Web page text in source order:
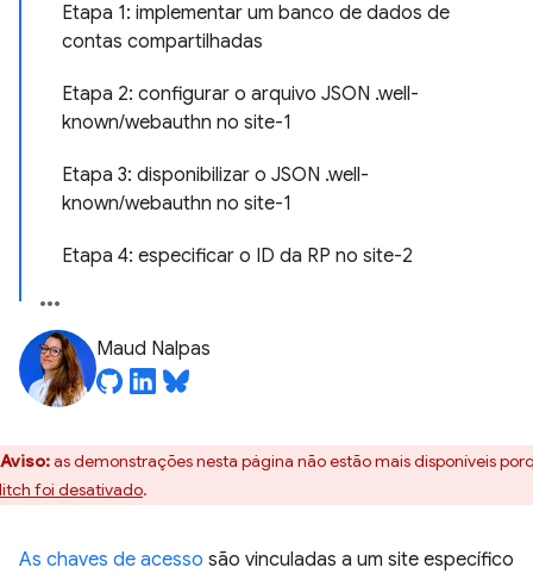
Etapa 1: implementar um banco de dados de
contas compartilhadas
Etapa 2: configurar o arquivo JSON .well-
known/webauthn no site-1
Etapa 3: disponibilizar o JSON .well-
known/webauthn no site-1
Etapa 4: especificar o ID da RP no site-2
Maud Nalpas
Aviso:as demonstrações nesta página não estão mais disponíveis
foi desativado.
As chaves de acesso são vinculadas a um site específico